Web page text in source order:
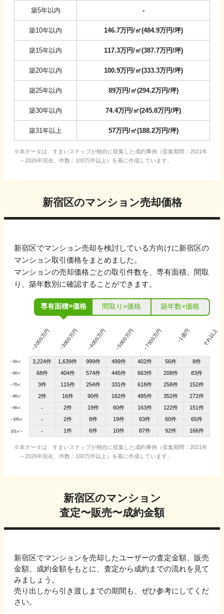
築5年以内 -
築10年以内 146.7万円/㎡(484.9万円/坪)
築15年以内 117.3万円/㎡(387.7万円/坪)
築20年以内 100.9万円/㎡(333.3万円/坪)
築25年以内 89万円/㎡(294.2万円/坪)
築30年以内 74.4万円/㎡(245.8万円/坪)
築31年以上 57万円/㎡(188.2万円/坪)
本データは、すまいステップが独自に収集した成約事例（収集期間：2021年
～2026年現在、件数：100万件以上）を基に作成しています。
新宿区のマンション売却価格
新宿区でマンション売却を検討している方向けに新宿区の
マンション取引価格をまとめました。
マンションの売却価格ごとの取引件数を、専有面積、間取
り、築年数別に確認することができます。
専有面積×価格 間取り×価格 築年数×価格
~50㎡
~60㎡
~70㎡
~80㎡
~90㎡
~100㎡
101㎡~
~2000万円 ~3000万円 ~4000万円 ~5000万円 ~7500万円 ~1億円 それ以上
3,224件 1,639件 999件 499件 402件 56件
8件
68件
404件 574件 445件 663件 208件
83件
3件
115件 254件 331件 618件 258件
152件
2件
16件 90件 162件 485件 352件
272件
-
2件 19件 60件 163件 122件
151件
-
2件 8件 19件 63件 60件
65件
-
1件 6件 10件 87件 92件 166件
本データは、すまいステップが独自に収集した成約事例（収集期間：2021年
～2026年現在、件数：100万件以上）を基に作成しています。
新宿区のマンション
査定〜販売〜成約金額
新宿区でマンションを売却したユーザーの査定金額、販売
金額、成約金額をもとに、 査定から成約までの流れを見て
みましょう。
売り出しから引き渡しまでの期間も、ぜひ参考にしてくだ
さい。